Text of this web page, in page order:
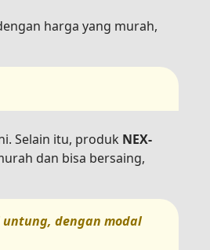
harga yang murah,
Selain itu, produk NEX-
dan bisa bersaing,
dengan modal